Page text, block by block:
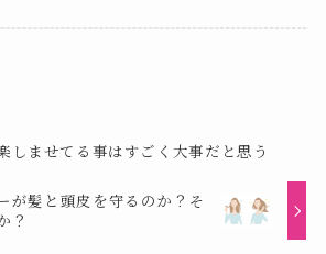
しませてる事はすごく大事だと思う
が髪と頭皮を守るのか？そ
？